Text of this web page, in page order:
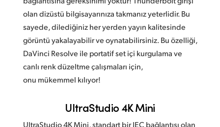
olan dizüstü bilgisayarınıza takmanız yeterlidir. Bu
sayede, dilediğiniz her yerden yayın kalitesinde
görüntü yakalayabilir ve oynatabilirsiniz. Bu özelliği,
DaVinci Resolve ile portatif set içi kurgulama ve
canlı renk düzeltme çalışmaları için,
onu mükemmel kılıyor!
UltraStudio 4K Mini
UltraStudio 4K Mini, standart bir IEC bağlantısı olan